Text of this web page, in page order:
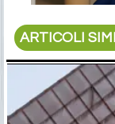
ARTICOLI